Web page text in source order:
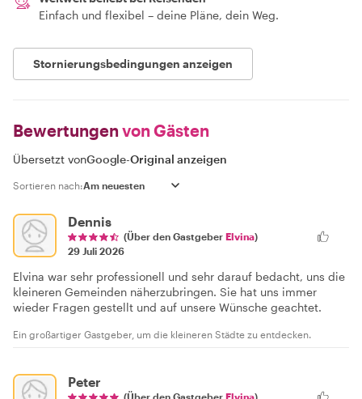
Einfach und flexibel – deine Pläne, dein Weg.
Stornierungsbedingungen anzeigen
Bewertungen von Gästen
Übersetzt vonGoogle-Original anzeigen
Sortieren nach:
Dennis
(Über den Gastgeber Elvina)
29 Juli 2026
Elvina war sehr professionell und sehr darauf bedacht, uns die
kleineren Gemeinden näherzubringen. Sie hat uns immer
wieder Fragen gestellt und auf unsere Wünsche geachtet.
Ein großartiger Gastgeber, um die kleineren Städte zu entdecken.
Peter
(Über den Gastgeber Elvina)